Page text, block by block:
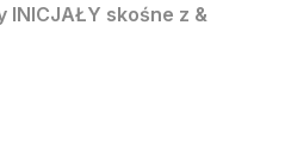
skośne z &